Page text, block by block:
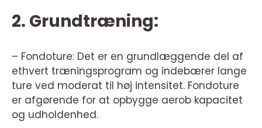
2. Grundtræning:
– Fondoture: Det er en grundlæggende del af
ethvert træningsprogram og indebærer lange
ture ved moderat til høj intensitet. Fondoture
er afgørende for at opbygge aerob kapacitet
og udholdenhed.